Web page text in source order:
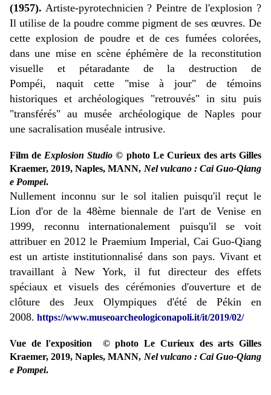
(1957). Artiste-pyrotechnicien ? Peintre de l'explosion ?
Il utilise de la poudre comme pigment de ses œuvres. De
cette explosion de poudre et de ces fumées colorées,
dans une mise en scène éphémère de la reconstitution
visuelle et pétaradante de la destruction de
Pompéi, naquit cette "mise à jour" de témoins
historiques et archéologiques "retrouvés" in situ puis
"transférés" au musée archéologique de Naples pour
une sacralisation muséale intrusive.
Film de Explosion Studio © photo Le Curieux des arts Gilles
Kraemer, 2019, Naples, MANN, Nel vulcano : Cai Guo-Qiang
e Pompei.
Nullement inconnu sur le sol italien puisqu'il reçut le
Lion d'or de la 48ème biennale de l'art de Venise en
1999, reconnu internationalement puisqu'il se voit
attribuer en 2012 le Praemium Imperial, Cai Guo-Qiang
est un artiste institutionnalisé dans son pays. Vivant et
travaillant à New York, il fut directeur des effets
spéciaux et visuels des cérémonies d'ouverture et de
clôture des Jeux Olympiques d'été de Pékin en
2008. https://www.museoarcheologiconapoli.it/it/2019/02/
Vue de l'exposition © photo Le Curieux des arts Gilles
Kraemer, 2019, Naples, MANN, Nel vulcano : Cai Guo-Qiang
e Pompei.